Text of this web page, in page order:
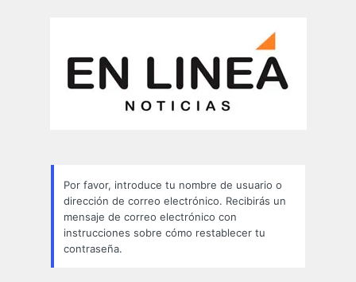
Por favor, introduce tu nombre de usuario o
dirección de correo electrónico. Recibirás un
mensaje de correo electrónico con
instrucciones sobre cómo restablecer tu
contraseña.